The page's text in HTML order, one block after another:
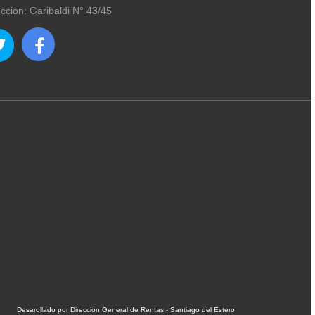
Garibaldi N° 43/45
Desarollado por Direccion General de Rentas - Santiago del Estero